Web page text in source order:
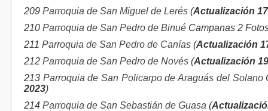
209 Parroquia de San Miguel de Lerés (Actualización
210 Parroquia de San Pedro de Binué Campanas 2
211 Parroquia de San Pedro de Canías (Actualización
212 Parroquia de San Pedro de Novés (Actualización
213 Parroquia de San Policarpo de Araguás del Solano
2023)
214 Parroquia de San Sebastián de Guasa (